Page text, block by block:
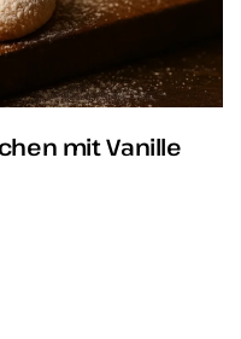
mit Vanille